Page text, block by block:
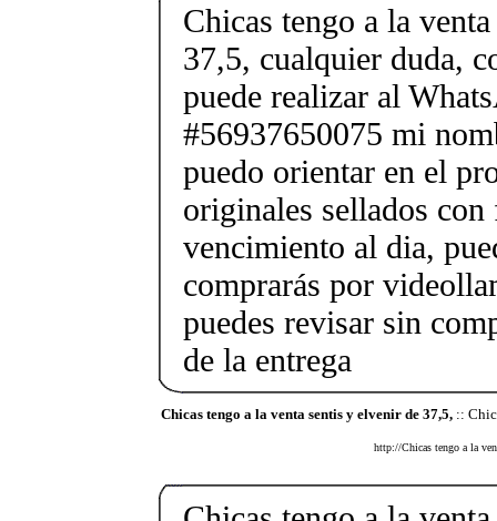
Chicas tengo a la
37,5, cualquier duda,
puede realizar al
#56937650075 mi
puedo orientar en el
originales sellados con
vencimiento al dia,
comprarás por
puedes revisar sin
de la entrega
Chicas tengo a la venta sentis y elvenir de 37,5, ::
http://Chicas tengo a la